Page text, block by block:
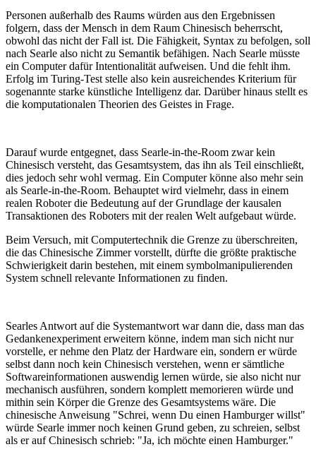
Personen außerhalb des Raums würden aus den Ergebnissen
folgern, dass der Mensch in dem Raum Chinesisch beherrscht,
obwohl das nicht der Fall ist. Die Fähigkeit, Syntax zu befolgen, soll
nach Searle also nicht zu Semantik befähigen. Nach Searle müsste
ein Computer dafür Intentionalität aufweisen. Und die fehlt ihm.
Erfolg im Turing-Test stelle also kein ausreichendes Kriterium für
sogenannte starke künstliche Intelligenz dar. Darüber hinaus stellt es
die komputationalen Theorien des Geistes in Frage.
Darauf wurde entgegnet, dass Searle-in-the-Room zwar kein
Chinesisch versteht, das Gesamtsystem, das ihn als Teil einschließt,
dies jedoch sehr wohl vermag. Ein Computer könne also mehr sein
als Searle-in-the-Room. Behauptet wird vielmehr, dass in einem
realen Roboter die Bedeutung auf der Grundlage der kausalen
Transaktionen des Roboters mit der realen Welt aufgebaut würde.
Beim Versuch, mit Computertechnik die Grenze zu überschreiten,
die das Chinesische Zimmer vorstellt, dürfte die größte praktische
Schwierigkeit darin bestehen, mit einem symbolmanipulierenden
System schnell relevante Informationen zu finden.
Searles Antwort auf die Systemantwort war dann die, dass man das
Gedankenexperiment erweitern könne, indem man sich nicht nur
vorstelle, er nehme den Platz der Hardware ein, sondern er würde
selbst dann noch kein Chinesisch verstehen, wenn er sämtliche
Softwareinformationen auswendig lernen würde, sie also nicht nur
mechanisch ausführen, sondern komplett memorieren würde und
mithin sein Körper die Grenze des Gesamtsystems wäre. Die
chinesische Anweisung "Schrei, wenn Du einen Hamburger willst"
würde Searle immer noch keinen Grund geben, zu schreien, selbst
als er auf Chinesisch schrieb: "Ja, ich möchte einen Hamburger."